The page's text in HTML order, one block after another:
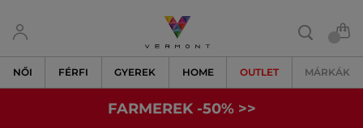
NŐI FÉRFI GYEREK HOME OUTLET MÁRKÁK
FARMEREK -50% >>